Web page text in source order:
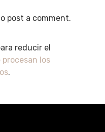
post a comment.
reducir el
procesan los
.